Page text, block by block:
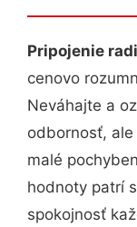
Pripojenie
cenovo
Neváhajte a
odbornosť,
malé
hodnoty patrí
spokojnosť